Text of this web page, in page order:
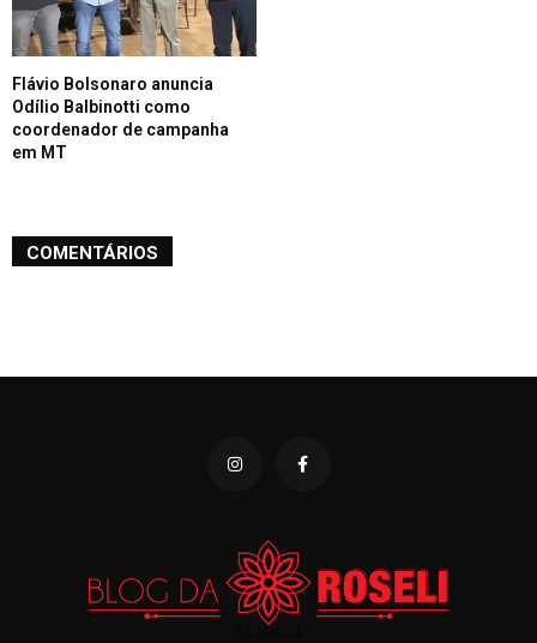
Flávio Bolsonaro anuncia
Odílio Balbinotti como
coordenador de campanha
em MT
COMENTÁRIOS